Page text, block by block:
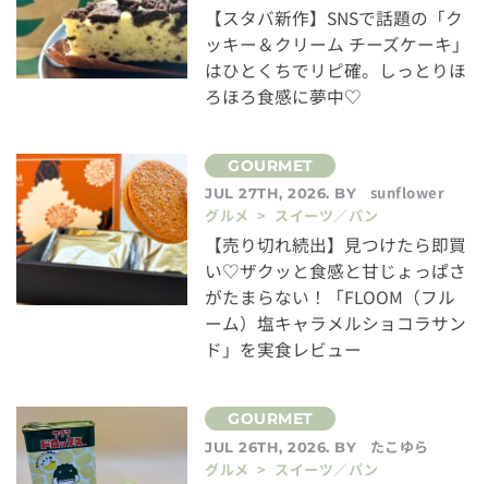
【スタバ新作】SNSで話題の「ク
ッキー＆クリーム チーズケーキ」
はひとくちでリピ確。しっとりほ
ろほろ食感に夢中♡
JUL 27TH, 2026. BY
sunflower
グルメ > スイーツ／パン
【売り切れ続出】見つけたら即買
い♡ザクッと食感と甘じょっぱさ
がたまらない！「FLOOM（フル
ーム）塩キャラメルショコラサン
ド」を実食レビュー
JUL 26TH, 2026. BY
たこゆら
グルメ > スイーツ／パン